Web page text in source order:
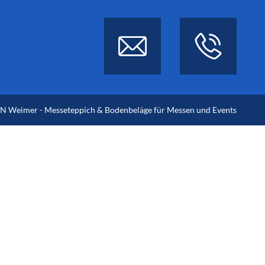
Weimer - Messeteppich & Bodenbeläge für Messen und Events